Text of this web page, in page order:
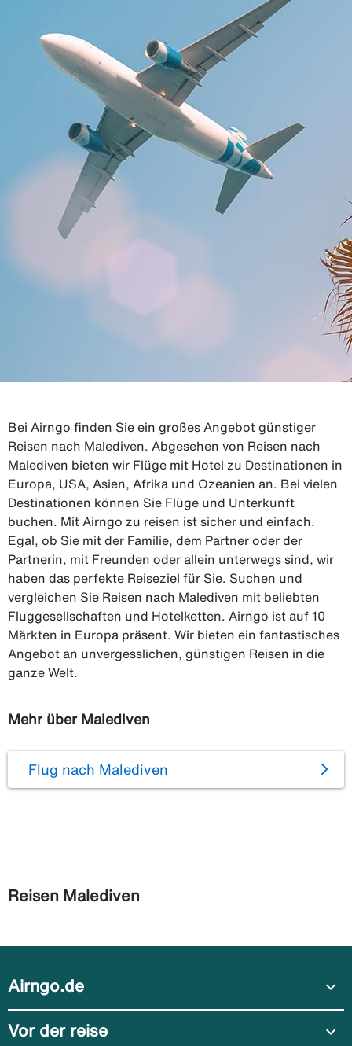
Bei Airngo finden Sie ein großes Angebot günstiger
Reisen nach Malediven. Abgesehen von Reisen nach
Malediven bieten wir Flüge mit Hotel zu Destinationen in
Europa, USA, Asien, Afrika und Ozeanien an. Bei vielen
Destinationen können Sie Flüge und Unterkunft
buchen. Mit Airngo zu reisen ist sicher und einfach.
Egal, ob Sie mit der Familie, dem Partner oder der
Partnerin, mit Freunden oder allein unterwegs sind, wir
haben das perfekte Reiseziel für Sie. Suchen und
vergleichen Sie Reisen nach Malediven mit beliebten
Fluggesellschaften und Hotelketten. Airngo ist auf 10
Märkten in Europa präsent. Wir bieten ein fantastisches
Angebot an unvergesslichen, günstigen Reisen in die
ganze Welt.
Mehr über Malediven
Flug nach Malediven
Reisen Malediven
Airngo.de expand_more
Vor der reise expand_more